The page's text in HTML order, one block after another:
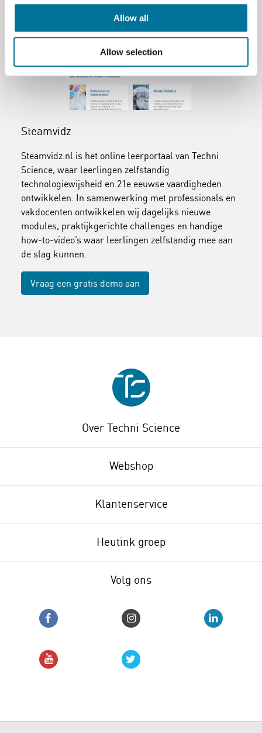
Allow all
Allow selection
Steamvidz
Steamvidz.nl is het online leerportaal van Techni
Science, waar leerlingen zelfstandig
technologiewijsheid en 21e eeuwse vaardigheden
ontwikkelen. In samenwerking met professionals en
vakdocenten ontwikkelen wij dagelijks nieuwe
modules, praktijkgerichte challenges en handige
how-to-video’s waar leerlingen zelfstandig mee aan
de slag kunnen.
Vraag een gratis demo aan
Over Techni Science
Webshop
Klantenservice
Heutink groep
Volg ons